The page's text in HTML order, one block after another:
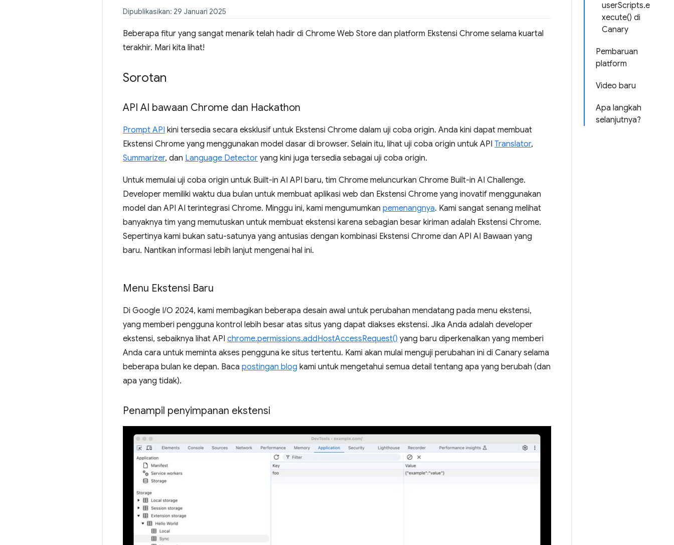
userScripts.e
xecute() di
Canary
Pembaruan
platform
Video baru
Apa langkah
selanjutnya?
Dipublikasikan: 29 Januari 2025
Beberapa fitur yang sangat menarik telah hadir di Chrome Web Store dan platform Ekstensi Chrome selama kuartal
terakhir. Mari kita lihat!
Sorotan
API AI bawaan Chrome dan Hackathon
Prompt API kini tersedia secara eksklusif untuk Ekstensi Chrome dalam uji coba origin. Anda kini dapat membuat
Ekstensi Chrome yang menggunakan model dasar di browser. Selain itu, lihat uji coba origin untuk API Translator,
Summarizer, dan Language Detector yang kini juga tersedia sebagai uji coba origin.
Untuk memulai uji coba origin untuk Built-in AI API baru, tim Chrome meluncurkan Chrome Built-in AI Challenge.
Developer memiliki waktu dua bulan untuk membuat aplikasi web dan Ekstensi Chrome yang inovatif menggunakan
model dan API AI terintegrasi Chrome. Minggu ini, kami mengumumkan pemenangnya. Kami sangat senang melihat
banyaknya tim yang memutuskan untuk membuat ekstensi karena sebagian besar kiriman adalah Ekstensi Chrome.
Sepertinya kami bukan satu-satunya yang antusias dengan kombinasi Ekstensi Chrome dan API AI Bawaan yang
baru. Nantikan informasi lebih lanjut mengenai hal ini.
Menu Ekstensi Baru
Di Google I/O 2024, kami membagikan beberapa desain awal untuk perubahan mendatang pada menu ekstensi,
yang memberi pengguna kontrol lebih besar atas situs yang dapat diakses ekstensi. Jika Anda adalah developer
ekstensi, sebaiknya lihat API chrome.permissions.addHostAccessRequest() yang baru diperkenalkan yang memberi
Anda cara untuk meminta akses pengguna ke situs tertentu. Kami akan mulai menguji perubahan ini di Canary selama
beberapa bulan ke depan. Baca postingan blog kami untuk mengetahui semua detail tentang apa yang berubah (dan
apa yang tidak).
Penampil penyimpanan ekstensi